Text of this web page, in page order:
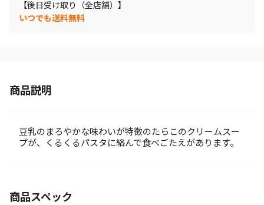
【後日受け取り（全店舗）】
いつでも送料無料
商品説明
豆乳のまろやかな味わいが特徴のたらこのクリームスー
プが、くるくるパスタに絡んで食べごたえがあります。
商品スペック